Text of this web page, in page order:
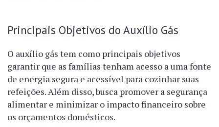
Principais Objetivos do Auxílio Gás
O auxílio gás tem como principais objetivos
garantir que as famílias tenham acesso a uma fonte
de energia segura e acessível para cozinhar suas
refeições. Além disso, busca promover a segurança
alimentar e minimizar o impacto financeiro sobre
os orçamentos domésticos.